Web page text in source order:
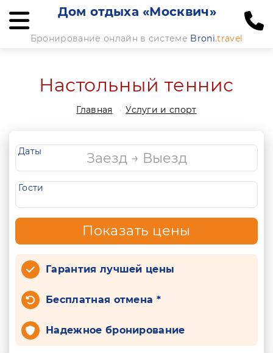
Дом отдыха «Москвич»
Бронирование онлайн в системе Broni.travel
Настольный теннис
Главная Услуги и спорт
Даты
Гости
Показать цены
Гарантия лучшей цены
Бесплатная отмена *
Надежное бронирование